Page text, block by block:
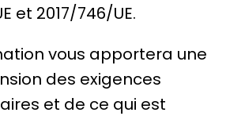
et 2017/746/UE.
vous apportera une
des exigences
et de ce qui est